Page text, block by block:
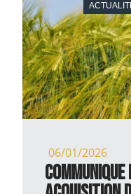
06/01/2026
COMMUNIQUE